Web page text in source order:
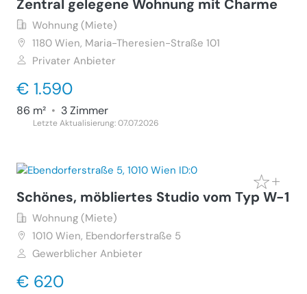
Zentral gelegene Wohnung mit Charme
Wohnung (Miete)
1180 Wien, Maria-Theresien-Straße 101
Privater Anbieter
€ 1.590
86 m² • 3 Zimmer
Letzte Aktualisierung: 07.07.2026
Schönes, möbliertes Studio vom Typ W-1
Wohnung (Miete)
1010 Wien, Ebendorferstraße 5
Gewerblicher Anbieter
€ 620